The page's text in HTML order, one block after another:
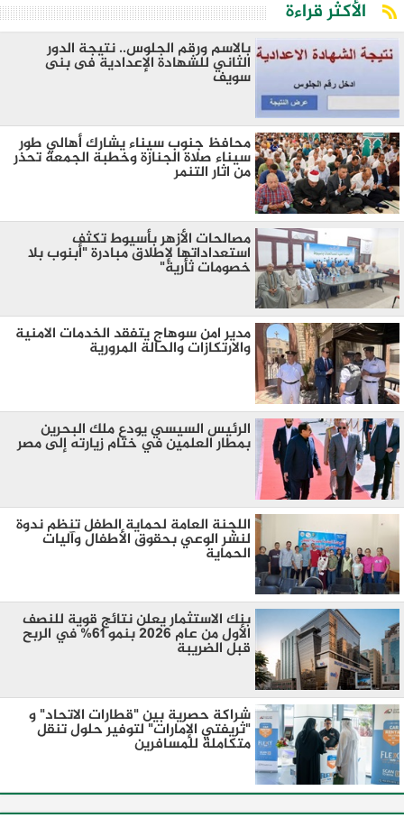
الأكثر قراءة
بالاسم ورقم الجلوس.. نتيجة الدور
الثاني للشهادة الإعدادية فى بنى
سويف
محافظ جنوب سيناء يشارك أهالي طور
سيناء صلاة الجنازة وخطبة الجمعة تحذر
من اثار التنمر
مصالحات الأزهر بأسيوط تكثف
استعداداتها لإطلاق مبادرة "أبنوب بلا
خصومات ثأرية"
مدير امن سوهاج يتفقد الخدمات الامنية
والارتكازات والحالة المرورية
الرئيس السيسي يودع ملك البحرين
بمطار العلمين في ختام زيارته إلى مصر
اللجنة العامة لحماية الطفل تنظم ندوة
لنشر الوعي بحقوق الأطفال وآليات
الحماية
بنك الاستثمار يعلن نتائج قوية للنصف
الأول من عام 2026 بنمو 61% في الربح
قبل الضريبة
شراكة حصرية بين "قطارات الاتحاد" و
"ثريفتي الإمارات" لتوفير حلول تنقل
متكاملة للمسافرين